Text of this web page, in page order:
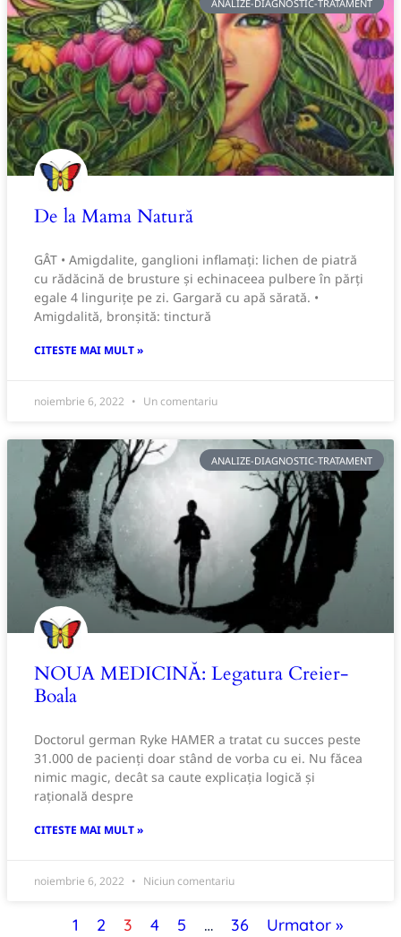
ANALIZE-DIAGNOSTIC-TRATAMENT
De la Mama Natură
GÂT • Amigdalite, ganglioni inflamaţi: lichen de piatră
cu rădăcină de brusture şi echinaceea pulbere în părți
egale 4 linguriţe pe zi. Gargară cu apă sărată. •
Amigdalită, bronşită: tinctură
CITESTE MAI MULT »
noiembrie 6, 2022 Un comentariu
ANALIZE-DIAGNOSTIC-TRATAMENT
NOUA MEDICINĂ: Legatura Creier-
Boala
Doctorul german Ryke HAMER a tratat cu succes peste
31.000 de pacienți doar stând de vorba cu ei. Nu făcea
nimic magic, decât sa caute explicația logică și
rațională despre
CITESTE MAI MULT »
noiembrie 6, 2022 Niciun comentariu
1 2 3 4 5 … 36 Urmator »